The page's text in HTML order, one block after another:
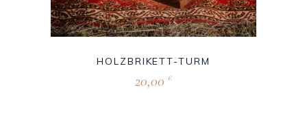
HOLZBRIKETT-TURM
20,00 €